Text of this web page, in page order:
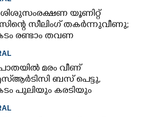
ശിശുസംരക്ഷണ യൂണിറ്റ്
സീലിംഗ് തകർന്നുവീണു;
രണ്ടാം തവണ
മരം വീണ്
ബസ് പെട്ടു,
പുലിയും കരടിയും